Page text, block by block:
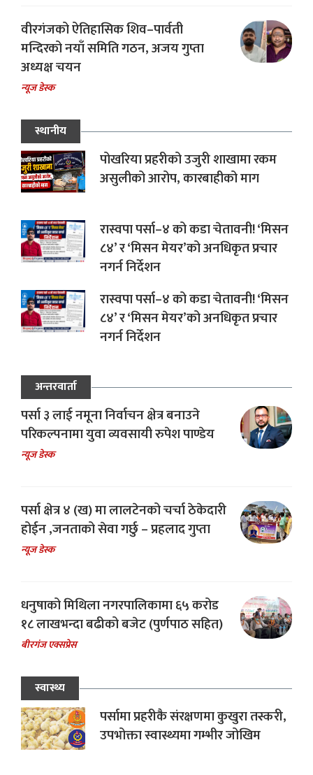
वीरगंजको ऐतिहासिक शिव–पार्वती
मन्दिरको नयाँ समिति गठन, अजय गुप्ता
अध्यक्ष चयन
न्यूज डेस्क
स्थानीय
पोखरिया प्रहरीको उजुरी शाखामा रकम
असुलीको आरोप, कारबाहीको माग
रास्वपा पर्सा–४ को कडा चेतावनी! ‘मिसन
८४’ र ‘मिसन मेयर’को अनधिकृत प्रचार
नगर्न निर्देशन
रास्वपा पर्सा–४ को कडा चेतावनी! ‘मिसन
८४’ र ‘मिसन मेयर’को अनधिकृत प्रचार
नगर्न निर्देशन
अन्तरवार्ता
पर्सा ३ लाई नमूना निर्वाचन क्षेत्र बनाउने
परिकल्पनामा युवा व्यवसायी रुपेश पाण्डेय
न्यूज डेस्क
पर्सा क्षेत्र ४ (ख) मा लालटेनको चर्चा ठेकेदारी
होईन ,जनताको सेवा गर्छु – प्रहलाद गुप्ता
न्यूज डेस्क
धनुषाको मिथिला नगरपालिकामा ६५ करोड
१८ लाखभन्दा बढीको बजेट (पुर्णपाठ सहित)
बीरगंज एक्सप्रेस
स्वास्थ्य
पर्सामा प्रहरीकै संरक्षणमा कुखुरा तस्करी,
उपभोक्ता स्वास्थ्यमा गम्भीर जोखिम